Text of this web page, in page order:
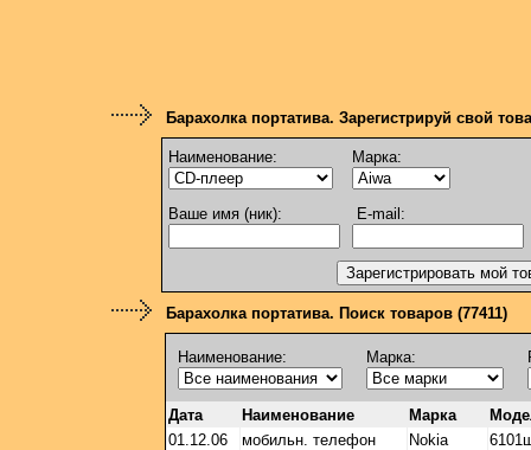
Барахолка портатива. Зарегистрируй свой
Наименование: Марка:
Ваше имя (ник): E-mail:
Барахолка портатива. Поиск товаров (77411)
Наименование: Марка:
Дата Наименование Марка
01.12.06
мобильн. телефон Nokia